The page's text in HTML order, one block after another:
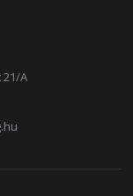
21/A